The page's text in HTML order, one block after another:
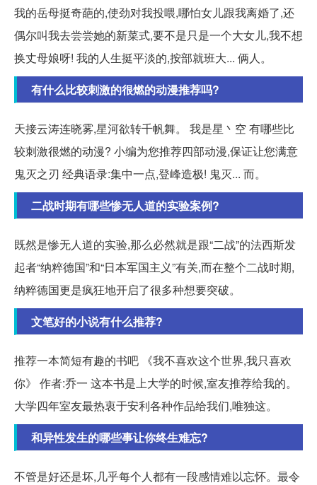
我的岳母挺奇葩的,使劲对我投喂,哪怕女儿跟我离婚了,还
偶尔叫我去尝尝她的新菜式,要不是只是一个大女儿,我不想
换丈母娘呀! 我的人生挺平淡的,按部就班大... 俩人。
有什么比较刺激的很燃的动漫推荐吗?
天接云涛连晓雾,星河欲转千帆舞。 我是星丶空 有哪些比
较刺激很燃的动漫? 小编为您推荐四部动漫,保证让您满意
鬼灭之刃 经典语录:集中一点,登峰造极! 鬼灭... 而。
二战时期有哪些惨无人道的实验案例?
既然是惨无人道的实验,那么必然就是跟“二战”的法西斯发
起者“纳粹德国”和“日本军国主义”有关,而在整个二战时期,
纳粹德国更是疯狂地开启了很多种想要突破。
文笔好的小说有什么推荐?
推荐一本简短有趣的书吧 《我不喜欢这个世界,我只喜欢
你》 作者:乔一 这本书是上大学的时候,室友推荐给我的。
大学四年室友最热衷于安利各种作品给我们,唯独这。
和异性发生的哪些事让你终生难忘?
不管是好还是坏,几乎每个人都有一段感情难以忘怀。最令